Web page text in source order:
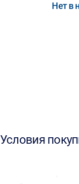
Нет в
Условия